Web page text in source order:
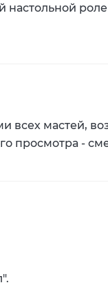
мастей,
просмотра -